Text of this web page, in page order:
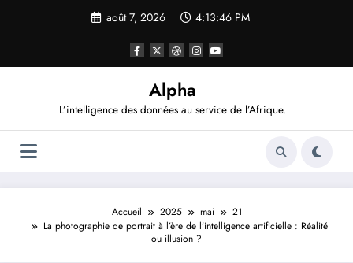
août 7, 2026 4:13:46 PM
Alpha
L’intelligence des données au service de l’Afrique.
Accueil 2025 mai
21
La photographie de portrait à l’ère de l’intelligence artificielle : Réalité
ou illusion ?